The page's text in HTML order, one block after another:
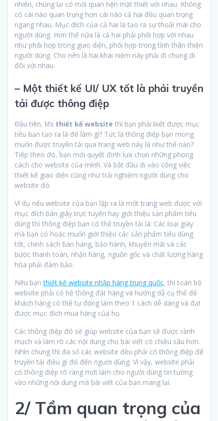
nhiên, chúng lại có mối quan hện mật thiết với nhau. Không
có cái nào quan trọng hơn cái nào cả hai đều quan trọng
ngang nhau. Mục đích của cả hai là tạo ra sự thoải mái cho
người dùng. Hơn thế nữa là cả hai phải phối hợp với nhau
như phối hợp trong giao diện, phối hợp trong tính thân thiện
người dùng. Cho nên là hai khái niệm này phải đi chung đi
đôi với nhau.
– Một thiết kế UI/ UX tốt là phải truyền
tải được thông điệp
Đầu tiên, khi thiết kế website thì bạn phải biết được mục
tiêu bạn tạo ra là để làm gì? Tức là thông điệp bạn mong
muốn được truyền tải qua trang web này là như thế nào?
Tiếp theo đó, bạn mới quyết định lựa chọn những phong
cách cho website của mình. Và bắt đầu đi vào công việc
thiết kế giao diện cũng như trải nghiệm người dùng cho
website đó.
Ví dụ nếu website của bạn lập ra là một trang web được với
mục đích bán giày trực tuyến hay giới thiệu sản phẩm tiêu
dùng thì thông điệp bạn có thể truyền tải là: Các loại giày
mà bạn có hoặc muốn giới thiệu các sản phẩm tiêu dùng
tốt, chính sách bán hàng, bảo hành, khuyến mãi và các
bước thanh toán, nhận hàng, nguồn gốc và chất lượng hàng
hóa phải đảm bảo.
Nếu bạnthiết kế website nhập hàng trung quốc, thì toàn bộ
website phải có hệ thống đặt hàng và hướng dẫ cụ thể để
khách hàng có thể tự động làm theo 1 cách dễ dàng và đạt
được mục đích mua hàng của họ.
Các thông điệp đó sẽ giúp website của bạn sẽ được rành
mạch và làm rõ các nội dung cho bài viết có chiều sâu hơn.
Nhìn chung thì đa số các website đều phải có thông điệp để
truyền tải điều gì đó đến người dùng. Vì vậy, website phải
có thông điệp rõ ràng mới làm cho người dùng tin tưởng
vào những nội dung mà bài viết của bạn mang lại.
2/ Tầm quan trọng của